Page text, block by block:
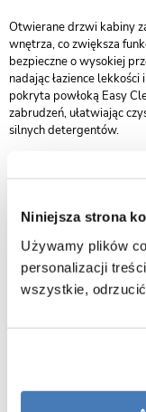
Niniejsza strona
Używamy plików
personalizacji
wszystkie,
Otwierane drzwi kabiny
wnętrza, co zwiększa
bezpieczne o wysokiej
nadając łazience
pokryta powłoką Easy
zabrudzeń, ułatwiając
silnych detergentów.
staranne wykończenie
dla osób, które cenią